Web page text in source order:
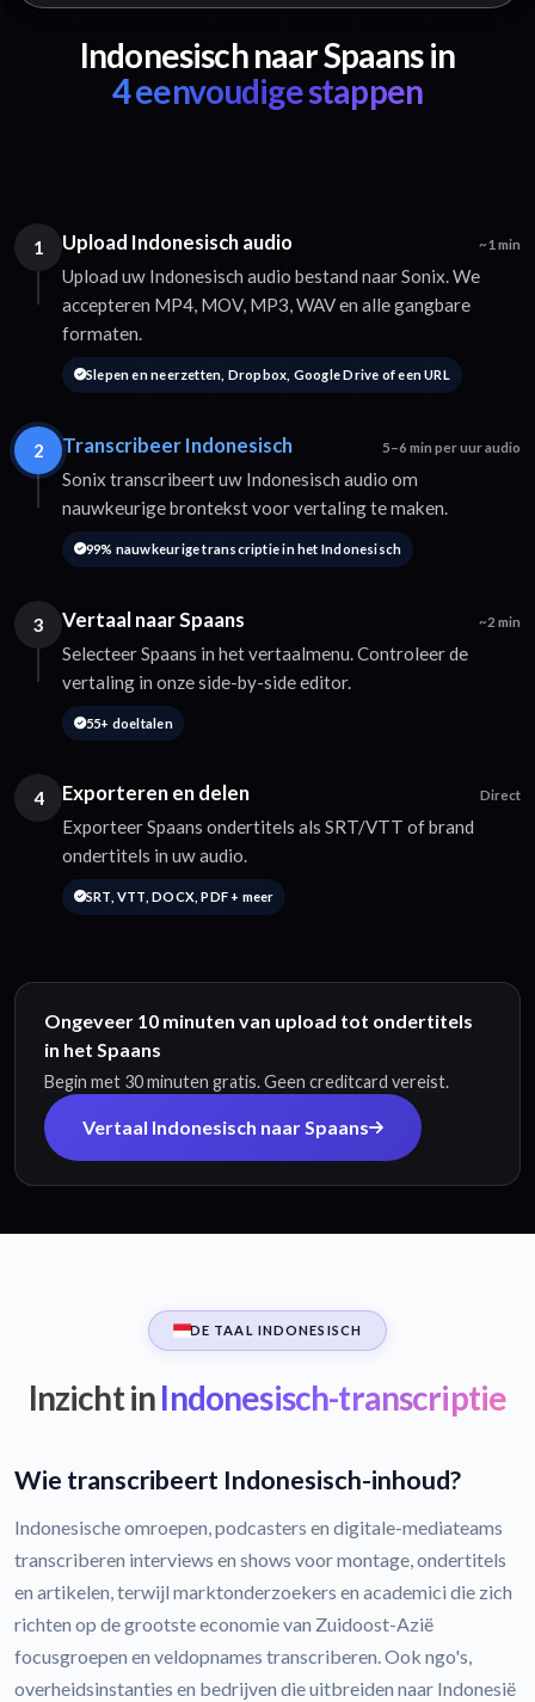
Indonesisch naar Spaans in
4 eenvoudige stappen
1 Upload Indonesisch audio ~1 min
Upload uw Indonesisch audio bestand naar Sonix. We
accepteren MP4, MOV, MP3, WAV en alle gangbare
formaten.
Slepen en neerzetten, Dropbox, Google Drive of een URL
2 Transcribeer Indonesisch 5–6 min per uur audio
Sonix transcribeert uw Indonesisch audio om
nauwkeurige brontekst voor vertaling te maken.
99% nauwkeurige transcriptie in het Indonesisch
3 Vertaal naar Spaans ~2 min
Selecteer Spaans in het vertaalmenu. Controleer de
vertaling in onze side-by-side editor.
55+ doeltalen
4 Exporteren en delen Direct
Exporteer Spaans ondertitels als SRT/VTT of brand
ondertitels in uw audio.
SRT, VTT, DOCX, PDF + meer
Ongeveer 10 minuten van upload tot ondertitels
in het Spaans
Begin met 30 minuten gratis. Geen creditcard vereist.
Vertaal Indonesisch naar Spaans
DE TAAL INDONESISCH
Inzicht inIndonesisch-transcriptie
Wie transcribeert Indonesisch-inhoud?
Indonesische omroepen, podcasters en digitale-mediateams
transcriberen interviews en shows voor montage, ondertitels
en artikelen, terwijl marktonderzoekers en academici die zich
richten op de grootste economie van Zuidoost-Azië
focusgroepen en veldopnames transcriberen. Ook ngo's,
overheidsinstanties en bedrijven die uitbreiden naar Indonesië